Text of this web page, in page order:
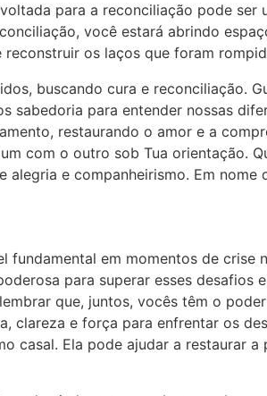
para a reconciliação pode ser
você estará abrindo
os laços que foram
buscando cura e reconciliação.
sabedoria para entender nossas
restaurando o amor e a
com o outro sob Tua orientação.
e companheirismo. Em nome
fundamental em momentos de crise
para superar esses desafios
que, juntos, vocês têm o
clareza e força para enfrentar os
casal. Ela pode ajudar a restaurar a